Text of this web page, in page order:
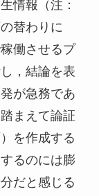
情報（注：
替わりに
働させるプ
，結論を表
が急務であ
まえて論証
を作成する
るのには膨
だと感じる